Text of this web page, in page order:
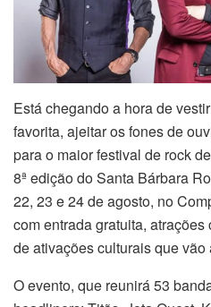
Está chegando a hora de
favorita, ajeitar os fones de
para o maior festival de rock
8ª edição do Santa Bárbara
22, 23 e 24 de agosto, no
com entrada gratuita,
de ativações culturais que vão
O evento, que reunirá 53